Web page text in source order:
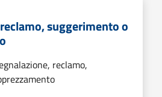
suggerimento o
reclamo,